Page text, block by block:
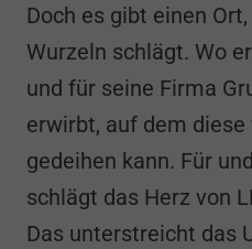
Doch es gibt einen
Wurzeln schlägt. Wo
und für seine Firma
erwirbt, auf dem diese
gedeihen kann. Für
schlägt das Herz von
Das unterstreicht das